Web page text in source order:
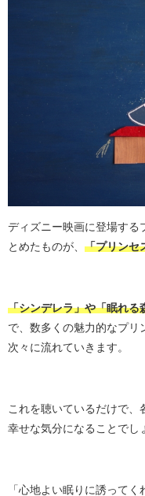
ディズニー映画に登場する
とめたものが、 「プリンセ
「シンデレラ」や「眠れる
で、数多くの魅力的なプリ
次々に流れていきます。
これを聴いているだけで、
幸せな気分になることでし
「心地よい眠りに誘って